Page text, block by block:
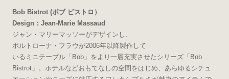
Bob Bistrot (ボブ ビストロ）
Design：Jean-Marie Massaud
ジャン・マリーマッソーがデザインし、
ポルトローナ・フラウが2006年以降製作して
いるミニテーブル「Bob」をより一層充実させたシリーズ「Bob
Bistrot」。ホテルなどおもてなしの空間をはじめ、あらゆるシチュ